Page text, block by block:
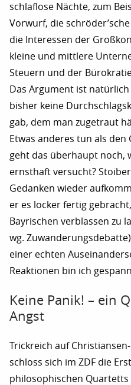
schlaflose Nächte, zum
Vorwurf, die
die Interessen der
kleine und mittlere
Steuern und der
Das Argument ist
bisher keine
gab, dem man zugetraut
Etwas anderes tun als
geht das überhaupt noch,
ernsthaft versucht?
Gedanken wieder
er es locker fertig
Bayrischen verblassen zu
wg.
einer echten
Reaktionen bin ich
Keine Panik! – ein
Angst
Trickreich auf
schloss sich im ZDF die
philosophischen